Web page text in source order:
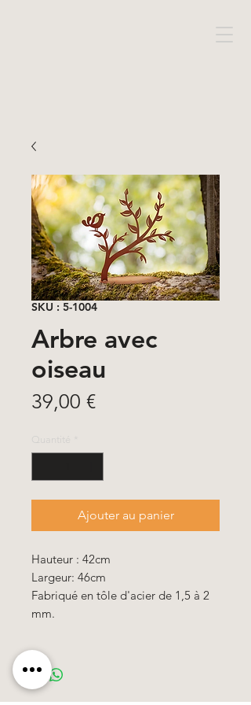
SKU : 5-1004
Arbre avec
oiseau
39,00 €Prix
Quantité
Ajouter au panier
Hauteur : 42cm
Largeur: 46cm
Fabriqué en tôle d'acier de 1,5 à 2
mm.